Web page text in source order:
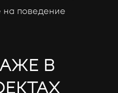
поведение
В